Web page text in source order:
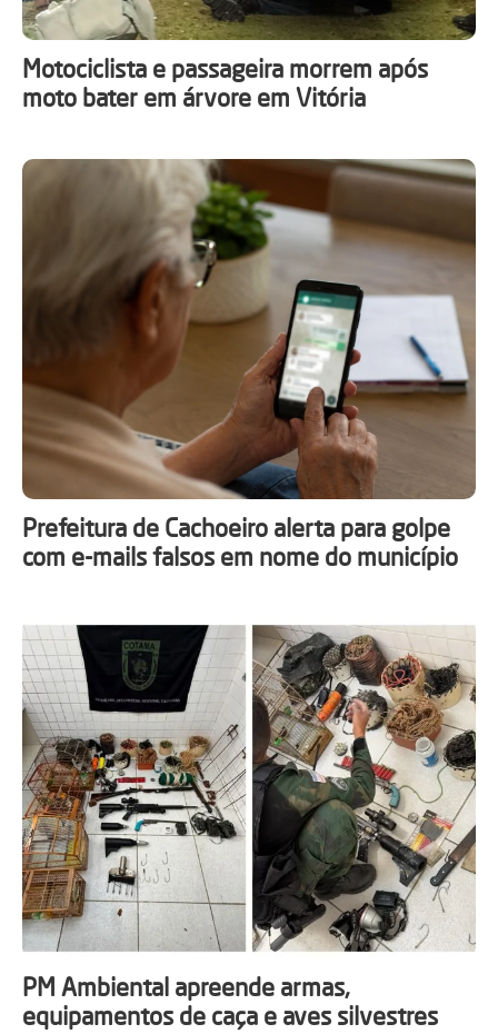
Motociclista e passageira morrem após
moto bater em árvore em Vitória
Prefeitura de Cachoeiro alerta para golpe
com e-mails falsos em nome do município
PM Ambiental apreende armas,
equipamentos de caça e aves silvestres